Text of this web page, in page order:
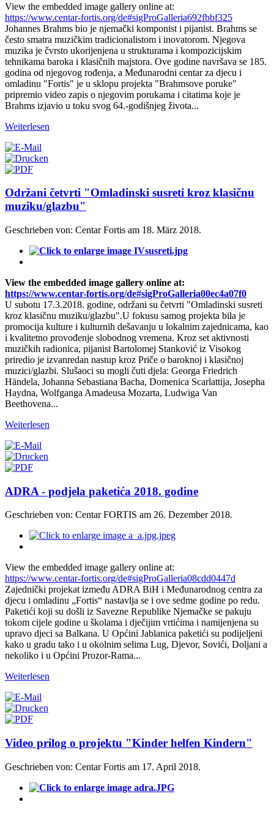
View the embedded image gallery online at:
https://www.centar-fortis.org/de#sigProGalleria692fbbf325
Johannes Brahms bio je njemački komponist i pijanist. Brahms se
često smatra muzičkim tradicionalistom i inovatorom. Njegova
muzika je čvrsto ukorijenjena u strukturama i kompozicijskim
tehnikama baroka i klasičnih majstora. Ove godine navršava se 185.
godina od njegovog rođenja, a Međunarodni centar za djecu i
omladinu "Fortis" je u sklopu projekta "Brahmsove poruke"
pripremio video zapis o njegovim porukama i citatima koje je
Brahms izjavio u toku svog 64.-godišnjeg života...
Weiterlesen
Održani četvrti "Omladinski susreti kroz klasičnu
muziku/glazbu"
Geschrieben von: Centar Fortis am 18. März 2018.
View the embedded image gallery online at:
https://www.centar-fortis.org/de#sigProGalleria00ec4a07f0
U subotu 17.3.2018. godine, održani su četvrti "Omladinski susreti
kroz klasičnu muziku/glazbu".U fokusu samog projekta bila je
promocija kulture i kulturnih dešavanju u lokalnim zajednicama, kao
i kvalitetno provođenje slobodnog vremena. Kroz set aktivnosti
muzičkih radionica, pijanist Bartolomej Stanković iz Visokog
priredio je izvanredan nastup kroz Priče o baroknoj i klasičnoj
muzici/glazbi. Slušaoci su mogli čuti djela: Georga Friedrich
Händela, Johanna Sebastiana Bacha, Domenica Scarlattija, Josepha
Haydna, Wolfganga Amadeusa Mozarta, Ludwiga Van
Beethovena...
Weiterlesen
ADRA - podjela paketića 2018. godine
Geschrieben von: Centar FORTIS am 26. Dezember 2018.
View the embedded image gallery online at:
https://www.centar-fortis.org/de#sigProGalleria08cdd0447d
Zajednički projekat između ADRA BiH i Međunarodnog centra za
djecu i omladinu „Fortis“ nastavlja se i ove sedme godine po redu.
Paketići koji su došli iz Savezne Republike Njemačke se pakuju
tokom cijele godine u školama i dječijim vrtićima i namijenjena su
upravo djeci sa Balkana. U Općini Jablanica paketići su podijeljeni
kako u gradu tako i u okolnim selima Lug, Djevor, Sovići, Doljani a
nekoliko i u Općini Prozor-Rama...
Weiterlesen
Video prilog o projektu "Kinder helfen Kindern"
Geschrieben von: Centar Fortis am 17. April 2018.